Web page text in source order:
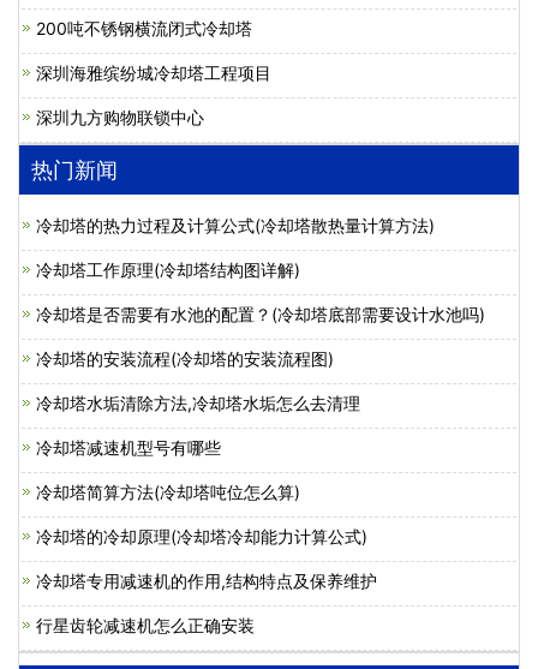
200吨不锈钢横流闭式冷却塔
深圳海雅缤纷城冷却塔工程项目
深圳九方购物联锁中心
热门新闻
冷却塔的热力过程及计算公式(冷却塔散热量计算方法)
冷却塔工作原理(冷却塔结构图详解)
冷却塔是否需要有水池的配置？(冷却塔底部需要设计水池吗)
冷却塔的安装流程(冷却塔的安装流程图)
冷却塔水垢清除方法,冷却塔水垢怎么去清理
冷却塔减速机型号有哪些
冷却塔简算方法(冷却塔吨位怎么算)
冷却塔的冷却原理(冷却塔冷却能力计算公式)
冷却塔专用减速机的作用,结构特点及保养维护
行星齿轮减速机怎么正确安装